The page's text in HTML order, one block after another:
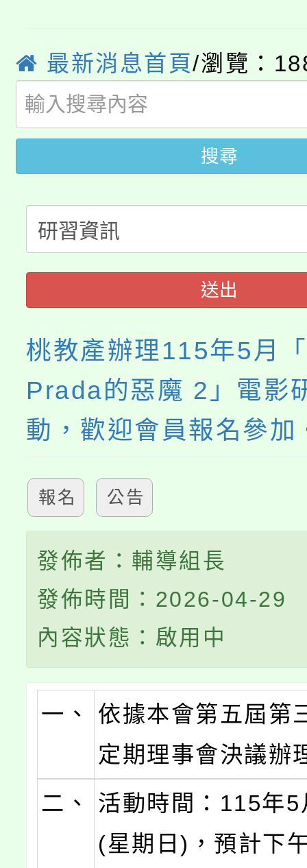
系所師生報名參加。
學籍身 分審查程序及
版
淨零綠領人才培育課程
公告本校115學年度第
代理(課)教師甄選結果(
「2026金融保險知識
桃園市115學年度學生
代理(課)教師甄選結果(
公告本校115學年度第
轉知中國文化大學推廣
《TA101》溝通分析基
程，歡迎學生輔導中心
心理、諮商輔導、社會
系所師生報名參加。
最新消息首頁/瀏覽：
搜尋
送出
桃教產辦理115年5月
Prada的惡魔 2」電影
動，歡迎會員報名參加
報名 公告
發佈者：輔導組長
發佈時間：2026-04-29
內容狀態：啟用中
一、
依據本會第五屆第
定期理事會決議辦
二、
活動時間：115年
(星期日)，預計下